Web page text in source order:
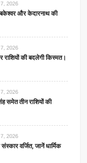
2026
और केदारनाथ की
2026
राशियों की बदलेगी किस्मत।
2026
समेत तीन राशियों की
2026
वर्जित, जानें धार्मिक